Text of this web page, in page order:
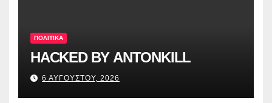
ΠΟΛΙΤΙΚΑ
HACKED BY ANTONKILL
6 ΑΥΓΟΥΣΤΟΥ, 2026